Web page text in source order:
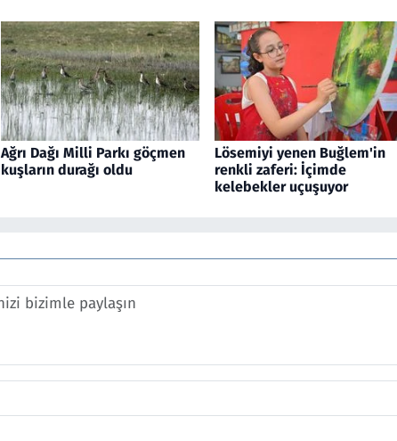
Ağrı Dağı Milli Parkı göçmen
kuşların durağı oldu
Lösemiyi yenen Buğlem'in
renkli zaferi: İçimde
kelebekler uçuşuyor